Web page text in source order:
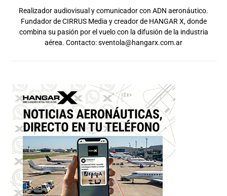
Realizador audiovisual y comunicador con ADN aeronáutico.
Fundador de CIRRUS Media y creador de HANGAR X, donde
combina su pasión por el vuelo con la difusión de la industria
aérea. Contacto:sventola@hangarx.com.ar